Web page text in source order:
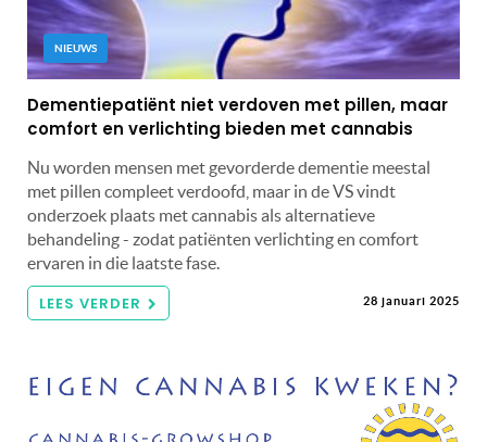
NIEUWS
Dementiepatiënt niet verdoven met pillen, maar
comfort en verlichting bieden met cannabis
Nu worden mensen met gevorderde dementie meestal
met pillen compleet verdoofd, maar in de VS vindt
onderzoek plaats met cannabis als alternatieve
behandeling - zodat patiënten verlichting en comfort
ervaren in die laatste fase.
LEES VERDER 28 januari 2025